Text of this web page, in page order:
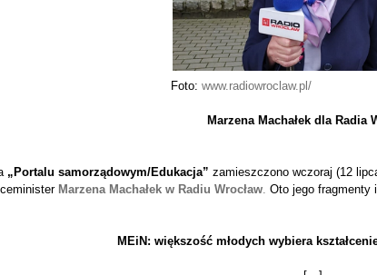
Foto: www.radiowroclaw.pl/
Marzena Machałek dla Radia
„Portalu samorządowym/Edukacja” zamieszczono wczoraj (12
Marzena Machałek w Radiu Wrocław. Oto jego fragmenty
MEiN: większość młodych wybiera